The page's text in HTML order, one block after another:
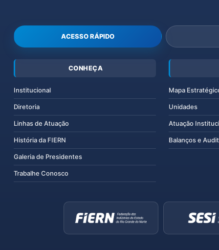
ACESSO RÁPIDO
CONHEÇA
Institucional
Diretoria
Linhas de Atuação
História da FIERN
Galeria de Presidentes
Trabalhe Conosco
Mapa
Unidades
Atuação
Balanços e